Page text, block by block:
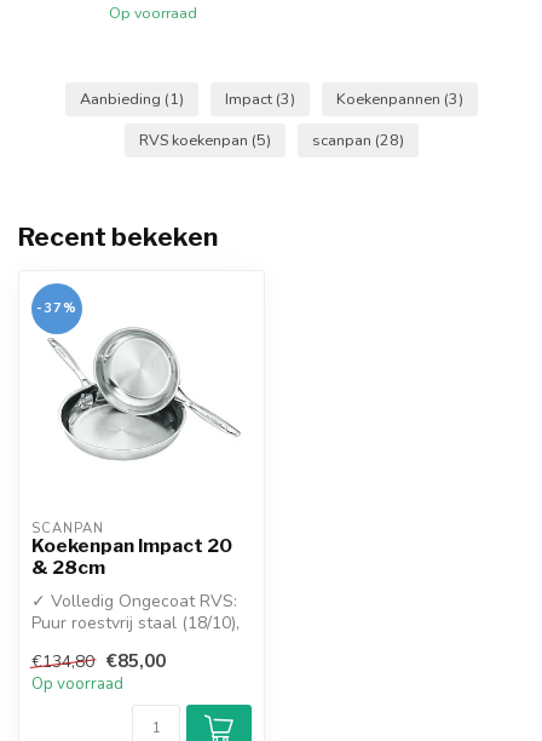
Op voorraad
Aanbieding (1) Impact (3) Koekenpannen (3)
RVS koekenpan (5) scanpan (28)
Recent bekeken
-37%
SCANPAN
Koekenpan Impact 20
& 28cm
✓ Volledig Ongecoat RVS:
Puur roestvrij staal (18/10),
gegaran...
€134,80 €85,00
Op voorraad